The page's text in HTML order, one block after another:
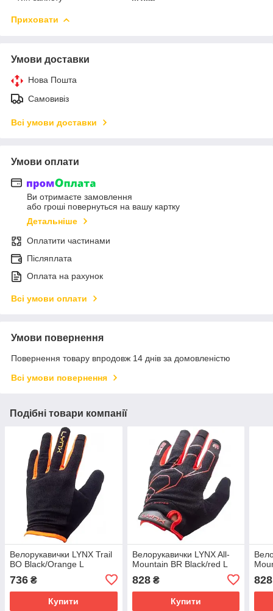
Приховати
Умови доставки
Нова Пошта
Самовивіз
Всі умови доставки
Умови оплати
Ви отримаєте замовлення
або гроші повернуться на вашу картку
Детальніше
Оплатити частинами
Післяплата
Оплата на рахунок
Всі умови оплати
Умови повернення
Повернення товару впродовж 14 днів за домовленістю
Всі умови повернення
Подібні товари компанії
Велорукавички LYNX Trail
BO Black/Orange L
736 ₴
Купити
Велорукавички LYNX All-
Mountain BR Black/red L
828₴
Купити
828